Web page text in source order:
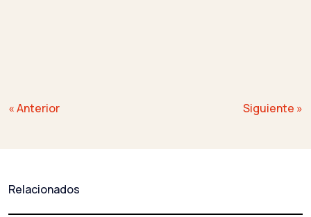
Navegación
« Anterior Siguiente »
Relacionados